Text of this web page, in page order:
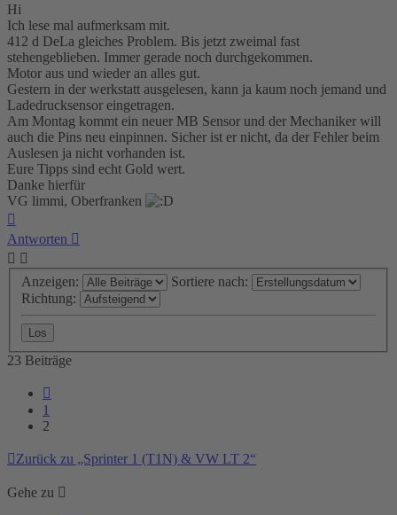
Hi
Ich lese mal aufmerksam mit.
412 d DeLa gleiches Problem. Bis jetzt zweimal fast
stehengeblieben. Immer gerade noch durchgekommen.
Motor aus und wieder an alles gut.
Gestern in der werkstatt ausgelesen, kann ja kaum noch jemand und
Ladedrucksensor eingetragen.
Am Montag kommt ein neuer MB Sensor und der Mechaniker will
auch die Pins neu einpinnen. Sicher ist er nicht, da der Fehler beim
Auslesen ja nicht vorhanden ist.
Eure Tipps sind echt Gold wert.
Danke hierfür
VG limmi, Oberfranken
Antworten
Anzeigen:
Sortiere nach:
Richtung:
23 Beiträge
1
2
Zurück zu „Sprinter 1 (T1N) & VW LT 2“
Gehe zu